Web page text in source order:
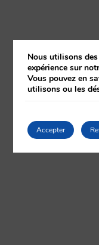
Nous utilisons
expérience sur
Vous pouvez en
utilisons ou les
Accepter